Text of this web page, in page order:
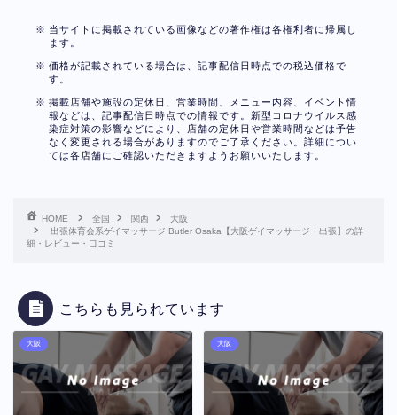
当サイトに掲載されている画像などの著作権は各権利者に帰属し
ます。
価格が記載されている場合は、記事配信日時点での税込価格で
す。
掲載店舗や施設の定休日、営業時間、メニュー内容、イベント情
報などは、記事配信日時点での情報です。新型コロナウイルス感
染症対策の影響などにより、店舗の定休日や営業時間などは予告
なく変更される場合がありますのでご了承ください。詳細につい
ては各店舗にご確認いただきますようお願いいたします。
HOME 全国 関西
大阪
出張体育会系ゲイマッサージ Butler Osaka【大阪ゲイマッサージ・出張】の詳
細・レビュー・口コミ
こちらも見られています
大阪 大阪